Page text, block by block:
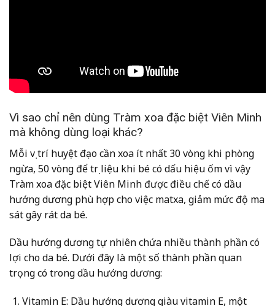
Vì sao chỉ nên dùng Tràm xoa đặc biệt Viên Minh
mà không dùng loại khác?
Mỗi vị trí huyệt đạo cần xoa ít nhất 30 vòng khi phòng
ngừa, 50 vòng để trị liệu khi bé có dấu hiệu ốm vì vậy
Tràm xoa đặc biệt Viên Minh được điều chế có dầu
hướng dương phù hợp cho việc matxa, giảm mức độ ma
sát gây rát da bé.
Dầu hướng dương tự nhiên chứa nhiều thành phần có
lợi cho da bé. Dưới đây là một số thành phần quan
trọng có trong dầu hướng dương:
Vitamin E: Dầu hướng dương giàu vitamin E, một